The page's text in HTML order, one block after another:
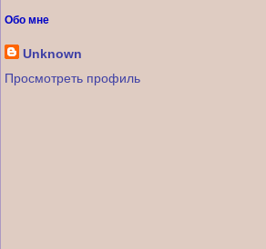
Обо мне
Unknown
Просмотреть профиль